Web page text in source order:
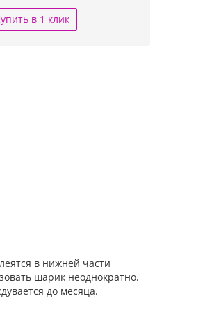
в 1 клик
в нижней части
шарик неоднократно.
до месяца.